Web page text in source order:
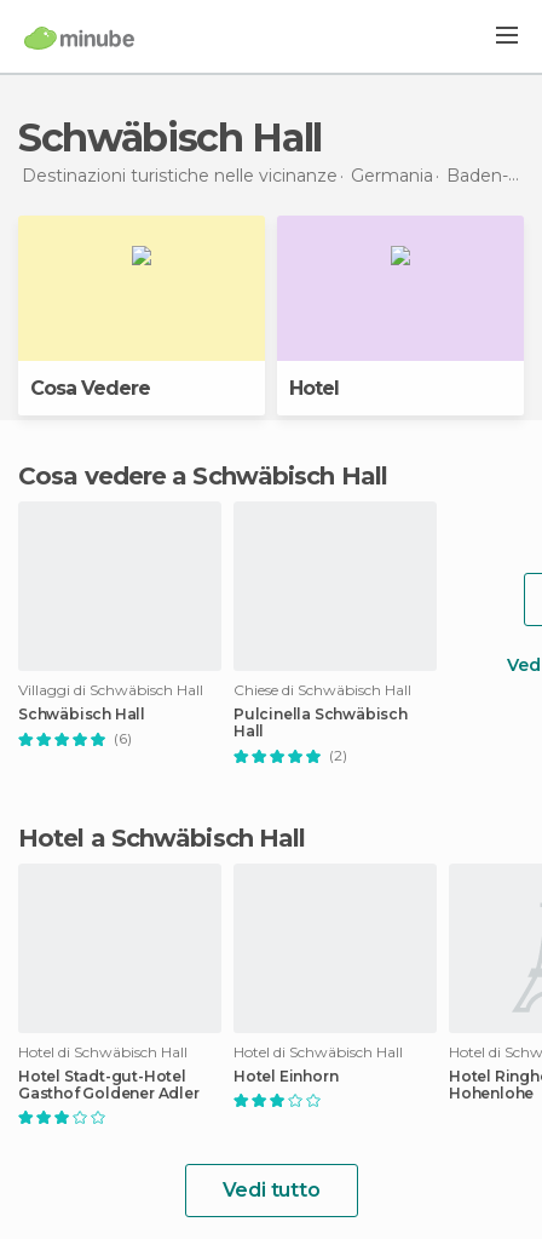
Schwäbisch Hall
Destinazioni turistiche nelle vicinanze Germania Baden-Württemberg
Cosa Vedere Hotel
Cosa vedere a Schwäbisch Hall
Villaggi di Schwäbisch Hall
Schwäbisch Hall
(6)
Chiese di Schwäbisch Hall
Pulcinella Schwäbisch
Hall
(2)
Hotel a Schwäbisch Hall
Hotel di Schwäbisch Hall
Hotel Stadt-gut-Hotel
Gasthof Goldener Adler
Hotel di Schwäbisch Hall
Hotel Einhorn
Hotel di
Hotel
Hohenlohe
Vedi tutto